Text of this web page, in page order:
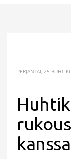
PERJANTAI, 25